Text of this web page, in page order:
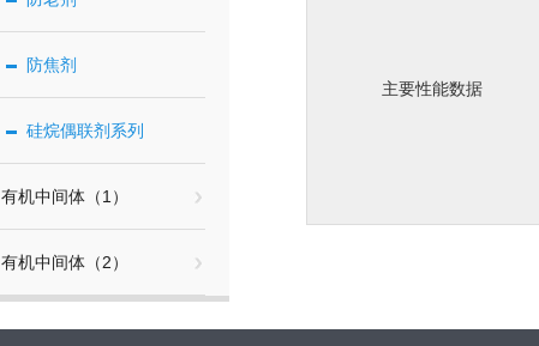
防焦剂
硅烷偶联剂系列
有机中间体（1）
有机中间体（2）
主要性能数据